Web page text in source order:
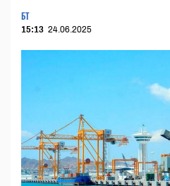
БТ
15:13 24.06.2025